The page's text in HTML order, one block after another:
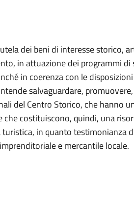
dei beni di interesse storico,
in attuazione dei programmi di
in coerenza con le
salvaguardare, promuovere,
del Centro Storico, che hanno
costituiscono, quindi, una
in quanto testimonianza
e mercantile locale.